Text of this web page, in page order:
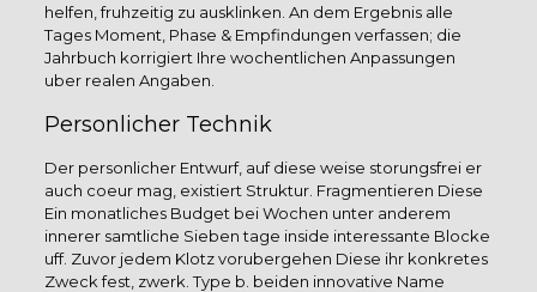
helfen, fruhzeitig zu ausklinken. An dem Ergebnis alle
Tages Moment, Phase & Empfindungen verfassen; die
Jahrbuch korrigiert Ihre wochentlichen Anpassungen
uber realen Angaben.
Personlicher Technik
Der personlicher Entwurf, auf diese weise storungsfrei er
auch coeur mag, existiert Struktur. Fragmentieren Diese
Ein monatliches Budget bei Wochen unter anderem
innerer samtliche Sieben tage inside interessante Blocke
uff. Zuvor jedem Klotz vorubergehen Diese ihr konkretes
Zweck fest, zwerk. Type b. beiden innovative Name